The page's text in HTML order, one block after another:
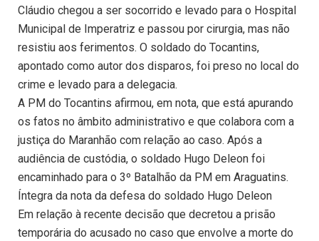
Cláudio chegou a ser socorrido e levado para o Hospital
Municipal de Imperatriz e passou por cirurgia, mas não
resistiu aos ferimentos. O soldado do Tocantins,
apontado como autor dos disparos, foi preso no local do
crime e levado para a delegacia.
A PM do Tocantins afirmou, em nota, que está apurando
os fatos no âmbito administrativo e que colabora com a
justiça do Maranhão com relação ao caso. Após a
audiência de custódia, o soldado Hugo Deleon foi
encaminhado para o 3º Batalhão da PM em Araguatins.
Íntegra da nota da defesa do soldado Hugo Deleon
Em relação à recente decisão que decretou a prisão
temporária do acusado no caso que envolve a morte do